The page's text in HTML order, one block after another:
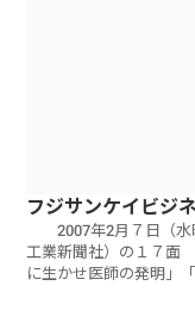
フジサンケイビジ
2007年2月７日（水
工業新聞社）の１７面
に生かせ医師の発明」